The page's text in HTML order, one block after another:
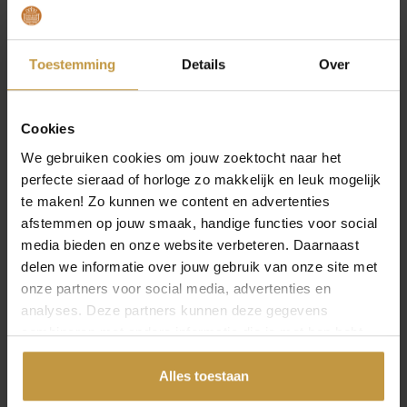
Toestemming Details Over
Cookies
We gebruiken cookies om jouw zoektocht naar het
perfecte sieraad of horloge zo makkelijk en leuk mogelijk
te maken! Zo kunnen we content en advertenties
afstemmen op jouw smaak, handige functies voor social
media bieden en onze website verbeteren. Daarnaast
delen we informatie over jouw gebruik van onze site met
onze partners voor social media, advertenties en
analyses. Deze partners kunnen deze gegevens
combineren met andere informatie die je met hen hebt
gedeeld of die ze hebben verzameld via jouw gebruik van
Alles toestaan
AZE JEWELS FIGARO
EIGHT – DORE
ARMBAND 21CM AZ-
BM011-C-…
EIGHT – INOX
ARMBAND 19,5CM AZ-
BM011-…